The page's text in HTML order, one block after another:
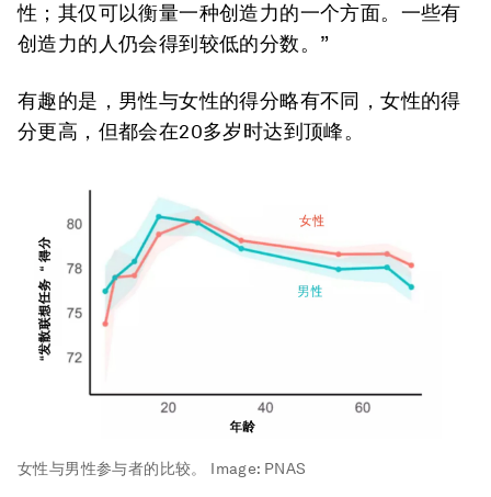
性；其仅可以衡量一种创造力的一个方面。一些有
创造力的人仍会得到较低的分数。”
有趣的是，男性与女性的得分略有不同，女性的得
分更高，但都会在20多岁时达到顶峰。
女性与男性参与者的比较。 Image: PNAS